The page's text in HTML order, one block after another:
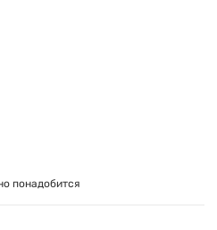
понадобится